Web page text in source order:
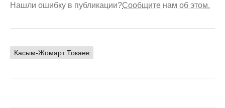
Нашли ошибку в публикации?Сообщите нам об этом.
Касым-Жомарт Токаев